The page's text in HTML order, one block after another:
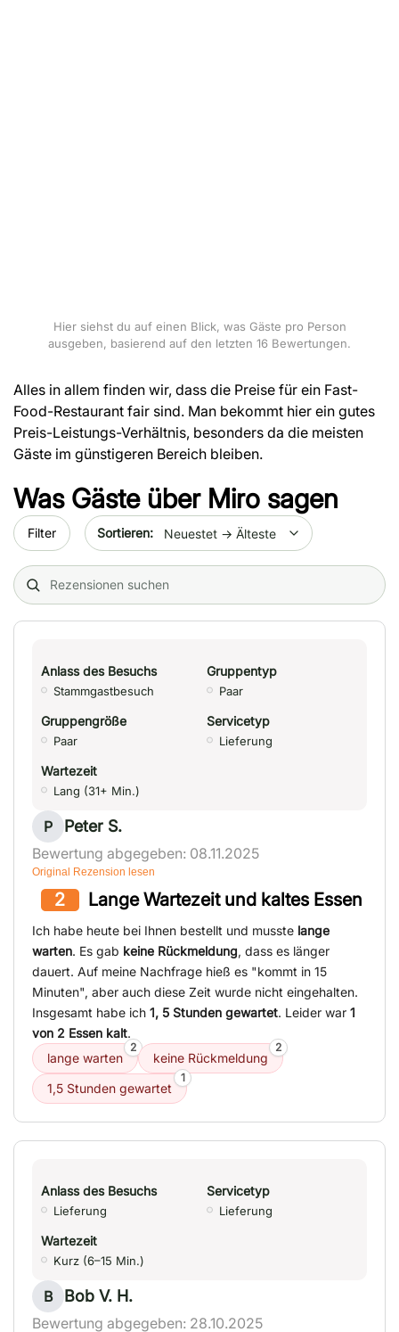
Hier siehst du auf einen Blick, was Gäste pro Person
ausgeben, basierend auf den letzten 16 Bewertungen.
Alles in allem finden wir, dass die Preise für ein Fast-
Food-Restaurant fair sind. Man bekommt hier ein gutes
Preis-Leistungs-Verhältnis, besonders da die meisten
Gäste im günstigeren Bereich bleiben.
Was Gäste über Miro sagen
Filter Sort by date
Search (title/text)
Anlass des Besuchs
Stammgastbesuch
Gruppentyp
Paar
Gruppengröße
Paar
Servicetyp
Lieferung
Wartezeit
Lang (31+ Min.)
P Peter S.
Bewertung abgegeben: 08.11.2025
Original Rezension lesen
2 Lange Wartezeit und kaltes Essen
Ich habe heute bei Ihnen bestellt und musste lange
warten. Es gab keine Rückmeldung, dass es länger
dauert. Auf meine Nachfrage hieß es "kommt in 15
Minuten", aber auch diese Zeit wurde nicht eingehalten.
Insgesamt habe ich 1, 5 Stunden gewartet. Leider war 1
von 2 Essen kalt.
lange warten
2
keine Rückmeldung
2
1,5 Stunden gewartet
1
Anlass des Besuchs
Lieferung
Servicetyp
Lieferung
Wartezeit
Kurz (6–15 Min.)
B Bob V. H.
Bewertung abgegeben: 28.10.2025